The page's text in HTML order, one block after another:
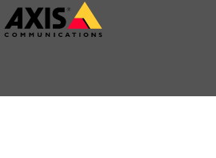
Saltar
al